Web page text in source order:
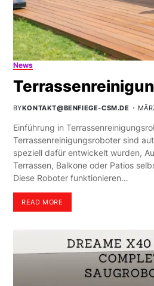
News
BYKONTAKT@BENFIEGE-CSM.DE
Einführung in
Terrassenreinigungsroboter sind
speziell dafür entwickelt wurden,
Terrassen, Balkone oder Patios
Diese Roboter funktionieren…
READ MORE